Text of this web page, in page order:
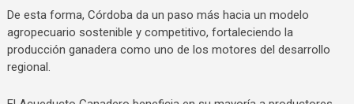
De esta forma, Córdoba da un paso más hacia un modelo
agropecuario sostenible y competitivo, fortaleciendo la
producción ganadera como uno de los motores del desarrollo
regional.